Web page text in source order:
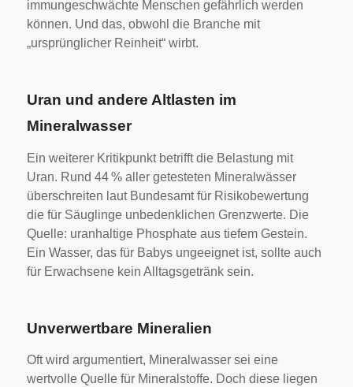
immungeschwächte Menschen gefährlich werden
können. Und das, obwohl die Branche mit
„ursprünglicher Reinheit“ wirbt.
Uran und andere Altlasten im
Mineralwasser
Ein weiterer Kritikpunkt betrifft die Belastung mit
Uran. Rund 44 % aller getesteten Mineralwässer
überschreiten laut Bundesamt für Risikobewertung
die für Säuglinge unbedenklichen Grenzwerte. Die
Quelle: uranhaltige Phosphate aus tiefem Gestein.
Ein Wasser, das für Babys ungeeignet ist, sollte auch
für Erwachsene kein Alltagsgetränk sein.
Unverwertbare Mineralien
Oft wird argumentiert, Mineralwasser sei eine
wertvolle Quelle für Mineralstoffe. Doch diese liegen